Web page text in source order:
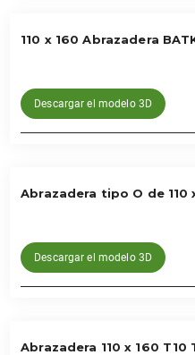
110 x 160 Abrazadera
Descargar el modelo 3D
Abrazadera tipo O de 110
Descargar el modelo 3D
Abrazadera 110 x 160 T10